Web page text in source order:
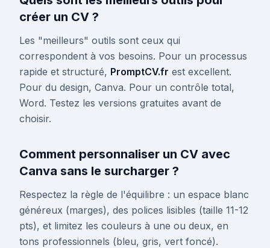
créer un CV ?
Les "meilleurs" outils sont ceux qui
correspondent à vos besoins. Pour un processus
rapide et structuré, PromptCV.fr est excellent.
Pour du design, Canva. Pour un contrôle total,
Word. Testez les versions gratuites avant de
choisir.
Comment personnaliser un CV avec
Canva sans le surcharger ?
Respectez la règle de l'équilibre : un espace blanc
généreux (marges), des polices lisibles (taille 11-12
pts), et limitez les couleurs à une ou deux, en
tons professionnels (bleu, gris, vert foncé).